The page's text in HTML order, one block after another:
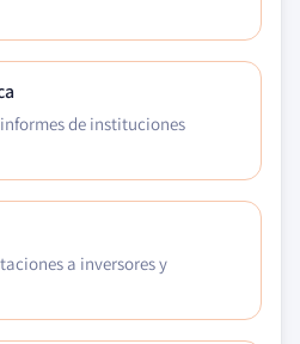
de instituciones
a inversores y